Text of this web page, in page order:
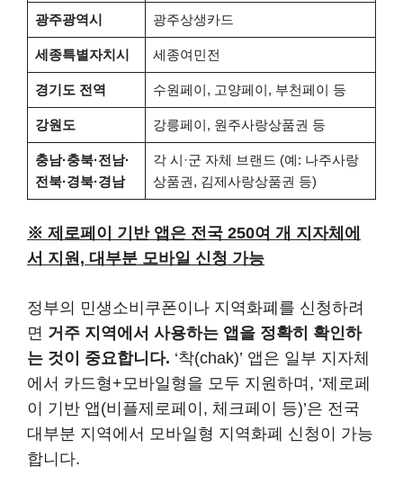
광주광역시 광주상생카드
세종특별자치시 세종여민전
경기도 전역 수원페이, 고양페이, 부천페이 등
강원도 강릉페이, 원주사랑상품권 등
충남·충북·전남·
전북·경북·경남
각 시·군 자체 브랜드 (예: 나주사랑
상품권, 김제사랑상품권 등)
※ 제로페이 기반 앱은 전국 250여 개 지자체에
서 지원, 대부분 모바일 신청 가능
정부의 민생소비쿠폰이나 지역화폐를 신청하려
면 거주 지역에서 사용하는 앱을 정확히 확인하
는 것이 중요합니다. ‘착(chak)’ 앱은 일부 지자체
에서 카드형+모바일형을 모두 지원하며, ‘제로페
이 기반 앱(비플제로페이, 체크페이 등)’은 전국
대부분 지역에서 모바일형 지역화폐 신청이 가능
합니다.